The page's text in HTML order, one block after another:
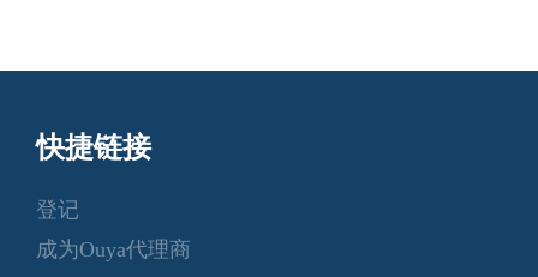
快捷链接
登记
成为Ouya代理商